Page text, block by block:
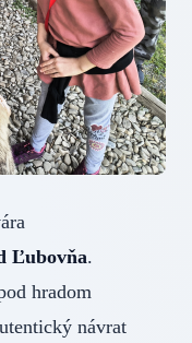
Ľubovňa.
hradom
návrat